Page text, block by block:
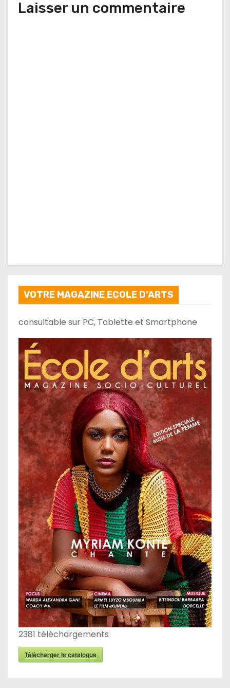
Laisser un commentaire
VOTRE MAGAZINE ECOLE D’ARTS
consultable sur PC, Tablette et Smartphone
2381 téléchargements
Télécharger le catalogue